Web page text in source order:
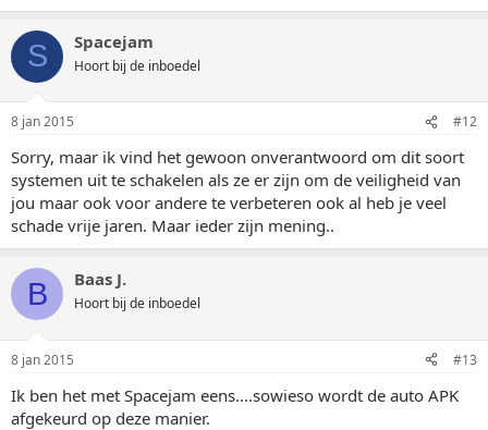
S Spacejam
Hoort bij de inboedel
8 jan 2015 #12
Sorry, maar ik vind het gewoon onverantwoord om dit soort
systemen uit te schakelen als ze er zijn om de veiligheid van
jou maar ook voor andere te verbeteren ook al heb je veel
schade vrije jaren. Maar ieder zijn mening..
B Baas J.
Hoort bij de inboedel
8 jan 2015 #13
Ik ben het met Spacejam eens....sowieso wordt de auto APK
afgekeurd op deze manier.